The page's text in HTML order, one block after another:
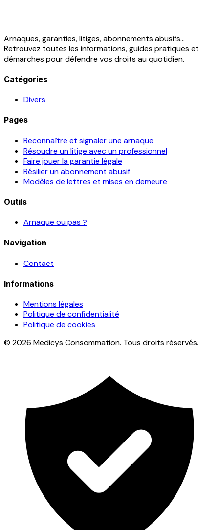
Arnaques, garanties, litiges, abonnements abusifs...
Retrouvez toutes les informations, guides pratiques et
démarches pour défendre vos droits au quotidien.
Catégories
Divers
Pages
Reconnaître et signaler une arnaque
Résoudre un litige avec un professionnel
Faire jouer la garantie légale
Résilier un abonnement abusif
Modèles de lettres et mises en demeure
Outils
Arnaque ou pas ?
Navigation
Contact
Informations
Mentions légales
Politique de confidentialité
Politique de cookies
© 2026 Medicys Consommation. Tous droits réservés.